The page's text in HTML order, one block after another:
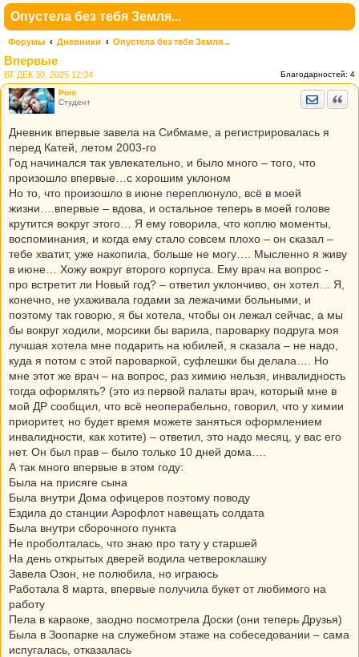
Опустела без тебя Земля...
Форумы Дневники Опустела без тебя Земля...
Впервые
Благодарностей: 4
ВТ ДЕК 30, 2025 12:34
Poni
Студент
Дневник впервые завела на Сибмаме, а регистрировалась я
перед Катей, летом 2003-го
Год начинался так увлекательно, и было много – того, что
произошло впервые…с хорошим уклоном
Но то, что произошло в июне переплюнуло, всё в моей
жизни….впервые – вдова, и остальное теперь в моей голове
крутится вокруг этого… Я ему говорила, что коплю моменты,
воспоминания, и когда ему стало совсем плохо – он сказал –
тебе хватит, уже накопила, больше не могу…. Мысленно я живу
в июне… Хожу вокруг второго корпуса. Ему врач на вопрос -
про встретит ли Новый год? – ответил уклончиво, он хотел… Я,
конечно, не ухаживала годами за лежачими больными, и
поэтому так говорю, я бы хотела, чтобы он лежал сейчас, а мы
бы вокруг ходили, морсики бы варила, пароварку подруга моя
лучшая хотела мне подарить на юбилей, я сказала – не надо,
куда я потом с этой пароваркой, суфлешки бы делала…. Но
мне этот же врач – на вопрос, раз химию нельзя, инвалидность
тогда оформлять? (это из первой палаты врач, который мне в
мой ДР сообщил, что всё неоперабельно, говорил, что у химии
приоритет, но будет время можете заняться оформлением
инвалидности, как хотите) – ответил, это надо месяц, у вас его
нет. Он был прав – было только 10 дней дома….
А так много впервые в этом году:
Была на присяге сына
Была внутри Дома офицеров поэтому поводу
Ездила до станции Аэрофлот навещать солдата
Была внутри сборочного пункта
Не проболталась, что знаю про тату у старшей
На день открытых дверей водила четвероклашку
Завела Озон, не полюбила, но играюсь
Работала 8 марта, впервые получила букет от любимого на
работу
Пела в караоке, заодно посмотрела Доски (они теперь Друзья)
Была в Зоопарке на служебном этаже на собеседовании – сама
испугалась, отказалась